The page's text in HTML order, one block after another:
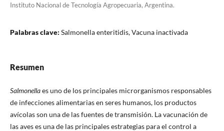
Instituto Nacional de Tecnología Agropecuaria, Argentina.
Palabras clave: Salmonella enteritidis, Vacuna inactivada
Resumen
Salmonellaes uno de los principales microrganismos responsables
de infecciones alimentarias en seres humanos, los productos
avícolas son una de las fuentes de transmisión. La vacunación de
las aves es una de las principales estrategias para el control a